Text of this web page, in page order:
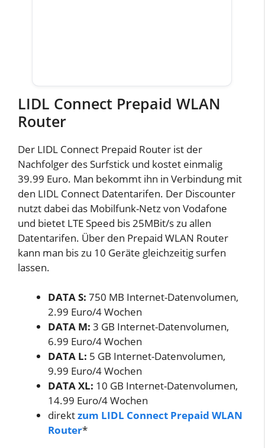
LIDL Connect Prepaid WLAN
Router
Der LIDL Connect Prepaid Router ist der
Nachfolger des Surfstick und kostet einmalig
39.99 Euro. Man bekommt ihn in Verbindung mit
den LIDL Connect Datentarifen. Der Discounter
nutzt dabei das Mobilfunk-Netz von Vodafone
und bietet LTE Speed bis 25MBit/s zu allen
Datentarifen. Über den Prepaid WLAN Router
kann man bis zu 10 Geräte gleichzeitig surfen
lassen.
DATA S: 750 MB Internet-Datenvolumen,
2.99 Euro/4 Wochen
DATA M: 3 GB Internet-Datenvolumen,
6.99 Euro/4 Wochen
DATA L: 5 GB Internet-Datenvolumen,
9.99 Euro/4 Wochen
DATA XL: 10 GB Internet-Datenvolumen,
14.99 Euro/4 Wochen
direktzum LIDL Connect Prepaid WLAN
Router*